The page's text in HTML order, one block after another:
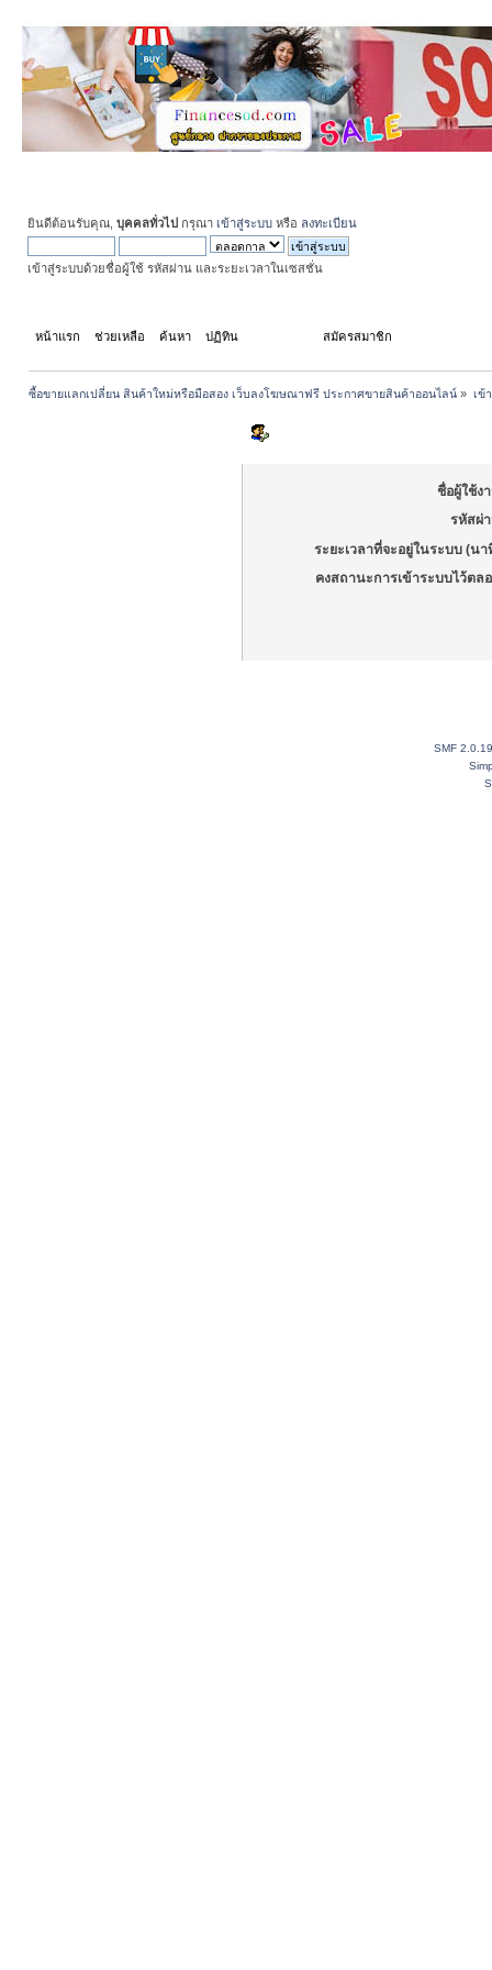
ยินดีต้อนรับคุณ, บุคคลทั่วไป กรุณา เข้าสู่ระบบ หรือ ลงทะเบียน
เข้าสู่ระบบด้วยชื่อผู้ใช้ รหัสผ่าน และระยะเวลาในเซสชั่น
หน้าแรก ช่วยเหลือ ค้นหา ปฏิทิน สมัครสมาชิก
ซื้อขายแลกเปลี่ยน สินค้าใหม่หรือมือสอง เว็บลงโฆษณาฟรี ประกาศขายสินค้าออนไลน์ » เข้
ชื่อผู้ใช้ง
รหัสผ่
ระยะเวลาที่จะอยู่ในระบบ (นา
คงสถานะการเข้าระบบไว้ตล
SMF 2.0.19